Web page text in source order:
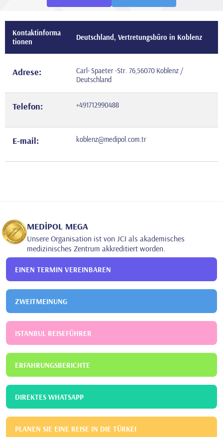
Kontaktinforma
tionen
Deutschland, Vertretungsbüro in Koblenz
Adrese:
Carl- Spaeter -Str. 76,56070 Koblenz /
Deutschland
Telefon: +491712990488
E-mail: koblenz@medipol.com.tr
MEDİPOL MEGA
Unsere Organisation ist von JCI als akademisches
medizinisches Zentrum akkreditiert worden.
EINEN TERMIN VEREINBAREN
ZWEITMEINUNG
ISTANBUL REISEFÜHRER
ERFAHRUNGSBERICHTE
DIREKTES WHATSAPP
PLANEN SIE EINE REISE IN DIE TÜRKEI